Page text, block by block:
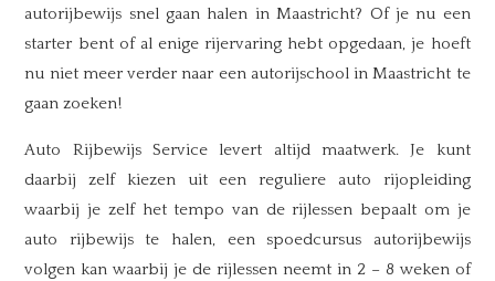
autorijbewijs snel gaan halen in Maastricht? Of je nu een
starter bent of al enige rijervaring hebt opgedaan, je hoeft
nu niet meer verder naar een autorijschool in Maastricht te
gaan zoeken!
Auto Rijbewijs Service levert altijd maatwerk. Je kunt
daarbij zelf kiezen uit een reguliere auto rijopleiding
waarbij je zelf het tempo van de rijlessen bepaalt om je
auto rijbewijs te halen, een spoedcursus autorijbewijs
volgen kan waarbij je de rijlessen neemt in 2 – 8 weken of